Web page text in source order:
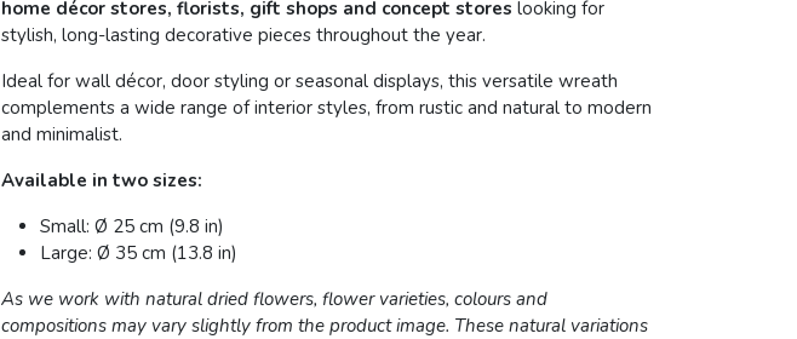
home décor stores, florists, gift shops and concept stores looking for
stylish, long-lasting decorative pieces throughout the year.
Ideal for wall décor, door styling or seasonal displays, this versatile wreath
complements a wide range of interior styles, from rustic and natural to modern
and minimalist.
Available in two sizes:
Small: Ø 25 cm (9.8 in)
Large: Ø 35 cm (13.8 in)
As we work with natural dried flowers, flower varieties, colours and
compositions may vary slightly from the product image. These natural variations